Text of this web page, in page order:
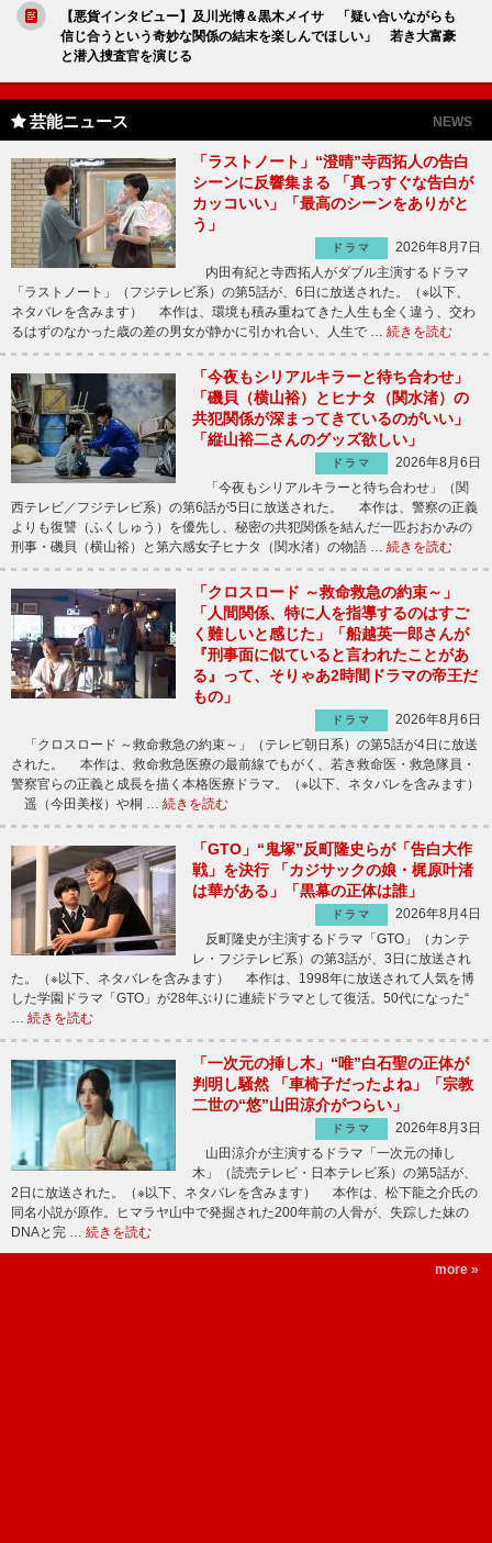
【悪貨インタビュー】及川光博＆黒木メイサ 「疑い合いながらも
信じ合うという奇妙な関係の結末を楽しんでほしい」 若き大富豪
と潜入捜査官を演じる
芸能ニュース NEWS
「ラストノート」“澄晴”寺西拓人の告白
シーンに反響集まる 「真っすぐな告白が
カッコいい」「最高のシーンをありがと
う」
ドラマ
2026年8月7日
内田有紀と寺西拓人がダブル主演するドラマ
「ラストノート」（フジテレビ系）の第5話が、6日に放送された。（※以下、
ネタバレを含みます） 本作は、環境も積み重ねてきた人生も全く違う、交わ
るはずのなかった歳の差の男女が静かに引かれ合い、人生で … 続きを読む
「今夜もシリアルキラーと待ち合わせ」
「磯貝（横山裕）とヒナタ（関水渚）の
共犯関係が深まってきているのがいい」
「縦山裕二さんのグッズ欲しい」
ドラマ
2026年8月6日
「今夜もシリアルキラーと待ち合わせ」（関
西テレビ／フジテレビ系）の第6話が5日に放送された。 本作は、警察の正義
よりも復讐（ふくしゅう）を優先し、秘密の共犯関係を結んだ一匹おおかみの
刑事・磯貝（横山裕）と第六感女子ヒナタ（関水渚）の物語 … 続きを読む
「クロスロード ～救命救急の約束～」
「人間関係、特に人を指導するのはすご
く難しいと感じた」「船越英一郎さんが
『刑事面に似ていると言われたことがあ
る』って、そりゃあ2時間ドラマの帝王だ
もの」
ドラマ
2026年8月6日
「クロスロード ～救命救急の約束～」（テレビ朝日系）の第5話が4日に放送
された。 本作は、救命救急医療の最前線でもがく、若き救命医・救急隊員・
警察官らの正義と成長を描く本格医療ドラマ。（※以下、ネタバレを含みます）
遥（今田美桜）や桐 … 続きを読む
「GTO」“鬼塚”反町隆史らが「告白大作
戦」を決行 「カジサックの娘・梶原叶渚
は華がある」「黒幕の正体は誰」
ドラマ
2026年8月4日
反町隆史が主演するドラマ「GTO」（カンテ
レ・フジテレビ系）の第3話が、3日に放送され
た。（※以下、ネタバレを含みます） 本作は、1998年に放送されて人気を博
した学園ドラマ「GTO」が28年ぶりに連続ドラマとして復活。50代になった“
続きを読む
「一次元の挿し木」“唯”白石聖の正体が
判明し騒然 「車椅子だったよね」「宗教
二世の“悠”山田涼介がつらい」
ドラマ
2026年8月3日
山田涼介が主演するドラマ「一次元の挿し
木」（読売テレビ・日本テレビ系）の第5話が、
2日に放送された。（※以下、ネタバレを含みます） 本作は、松下龍之介氏の
同名小説が原作。ヒマラヤ山中で発掘された200年前の人骨が、失踪した妹の
DNAと完 … 続きを読む
more »